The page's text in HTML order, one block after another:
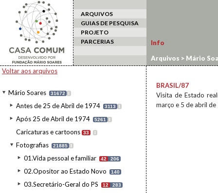
ARQUIVOS
GUIAS DE PESQUISA
PROJETO
PARCERIAS
Voltar aos arquivos
Mário Soares 31672 I
Antes de 25 de Abril de 1974 3113 I
Após 25 de Abril de 1974 5261 I
Caricaturas e cartoons 33 I
Fotografias 21885 I
01.Vida pessoal e familiar 42 206
02.Opositor ao Estado Novo 140
03.Secretário-Geral do PS 12 283
Info
Arquivos > Mário
estrangeiro>Brasil/
BRASIL/87
Visita de Estado
março e 5 de abril